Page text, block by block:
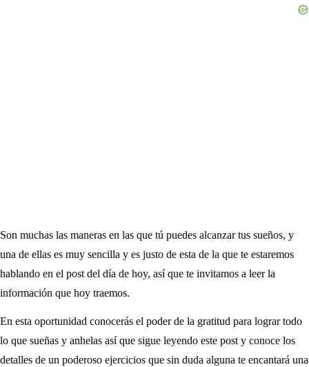
Son muchas las maneras en las que tú puedes alcanzar tus sueños, y
una de ellas es muy sencilla y es justo de esta de la que te estaremos
hablando en el post del día de hoy, así que te invitamos a leer la
información que hoy traemos.
En esta oportunidad conocerás el poder de la gratitud para lograr todo
lo que sueñas y anhelas así que sigue leyendo este post y conoce los
detalles de un poderoso ejercicios que sin duda alguna te encantará una